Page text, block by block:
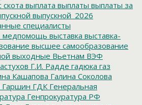
скота выплата выплаты выплаты за
выпускной_2026
специалисты
выставка выставка-
высшее самообразование
выходные Вьетнам ВЭФ
Г.И. Радде гадюка газ
Кашапова Галина Соколова
Гаршин ГДК Генеральная
Генпрокуратура РФ